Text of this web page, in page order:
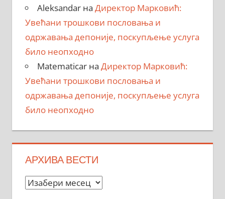
Aleksandarна Директор Марковић:
Увећани трошкови пословања и
одржавања депоније, поскупљење услуга
било неопходно
Matematicarна Директор Марковић:
Увећани трошкови пословања и
одржавања депоније, поскупљење услуга
било неопходно
АРХИВА ВЕСТИ
Архива